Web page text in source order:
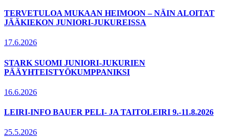
TERVETULOA MUKAAN HEIMOON – NÄIN ALOITAT
JÄÄKIEKON JUNIORI-JUKUREISSA
17.6.2026
STARK SUOMI JUNIORI-JUKURIEN
PÄÄYHTEISTYÖKUMPPANIKSI
16.6.2026
LEIRI-INFO BAUER PELI- JA TAITOLEIRI 9.-11.8.2026
25.5.2026